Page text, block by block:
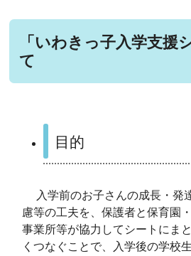
「いわきっ子入学支援
て
目的
入学前のお子さんの成長・発
慮等の工夫を、保護者と保育園
事業所等が協力してシートにま
くつなぐことで、入学後の学校